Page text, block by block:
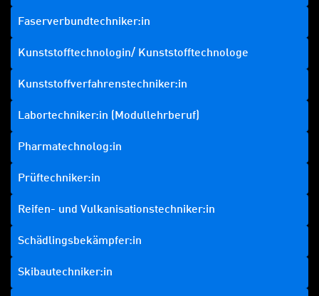
Faserverbundtechniker:in
Kunststofftechnologin/ Kunststofftechnologe
Kunststoffverfahrenstechniker:in
Labortechniker:in (Modullehrberuf)
Pharmatechnolog:in
Prüftechniker:in
Reifen- und Vulkanisationstechniker:in
Schädlingsbekämpfer:in
Skibautechniker:in